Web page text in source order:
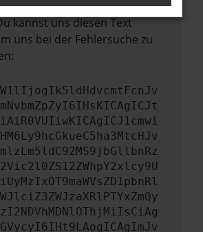
das Problem zu
kannst uns diesen Text
uns bei der Fehlersuche zu